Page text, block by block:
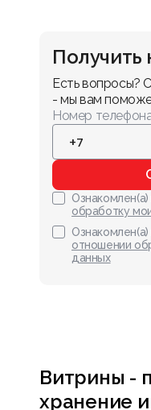
Получить
Есть вопросы?
- мы вам
Номер
обработку
отношении
данных
Витрины -
хранение